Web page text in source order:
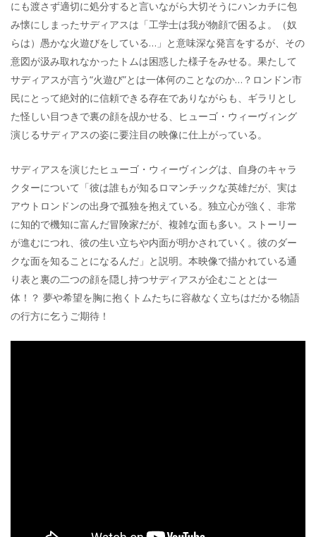
にも渡さず適切に処分すると言いながら大切そうにハンカチに包
み懐にしまったサディアスは「工学士は我が物顔で困るよ。（奴
らは）愚かな火遊びをしている…」と意味深な発言をするが、その
意図が汲み取れなかったトムは困惑した様子をみせる。果たして
サディアスが言う“火遊び”とは一体何のことなのか…？ロンドン市
民にとって絶対的に信頼できる存在でありながらも、ギラリとし
た怪しい目つきで裏の顔を覘かせる、ヒューゴ・ウィーヴィング
演じるサディアスの姿に要注目の映像に仕上がっている。
サディアスを演じたヒューゴ・ウィーヴィングは、自身のキャラ
クターについて「彼は誰もが知るロマンチックな英雄だが、実は
アウトロンドンの出身で孤独を抱えている。独立心が強く、非常
に知的で機知に富んだ冒険家だが、複雑な面も多い。ストーリー
が進むにつれ、彼の生い立ちや内面が明かされていく。彼のダー
クな面を知ることになるんだ」と説明。本映像で描かれている通
り表と裏の二つの顔を隠し持つサディアスが企むこととは一
体！？ 夢や希望を胸に抱くトムたちに容赦なく立ちはだかる物語
の行方に乞うご期待！